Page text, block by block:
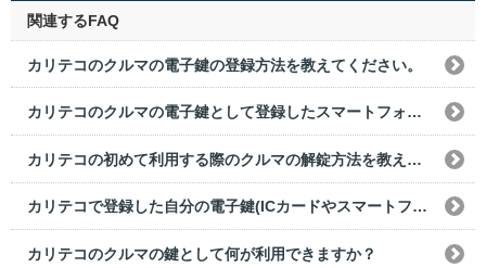
関連するFAQ
カリテコのクルマの電子鍵の登録方法を教えてください。
カリテコのクルマの電子鍵として登録したスマートフォンや交通系ICカードを、紛失または損傷した場合は、どうすればいいですか？
カリテコの初めて利用する際のクルマの解錠方法を教えてください。
カリテコで登録した自分の電子鍵(ICカードやスマートフォン等)を家族や友人に貸してもいいですか？
カリテコのクルマの鍵として何が利用できますか？